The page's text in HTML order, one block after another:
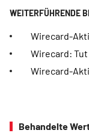
Wirecard-
Wirecard:
Wirecard-
Behandelte